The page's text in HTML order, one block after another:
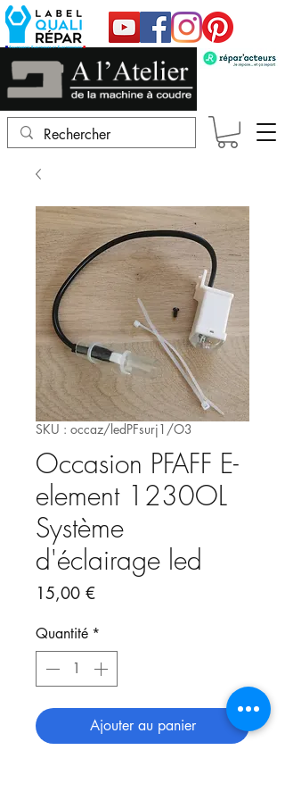
SKU : occaz/ledPFsurj1/O3
Occasion PFAFF E-
element 1230OL
Système
d'éclairage led
15,00 €Prix
Quantité *
Ajouter au panier